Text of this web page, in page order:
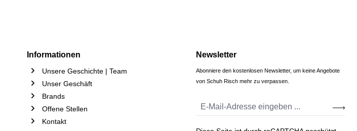
Informationen
Unsere Geschichte | Team
Unser Geschäft
Brands
Offene Stellen
Kontakt
Newsletter
Abonniere den kostenlosen Newsletter, um keine Angebote
von Schuh Risch mehr zu verpassen.